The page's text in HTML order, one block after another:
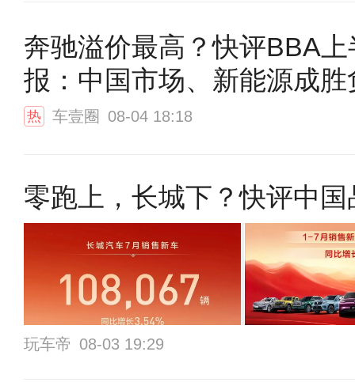
奔驰溢价最高？快评BBA
报：中国市场、新能源成胜
热 车壹圈 08-04 18:18
零跑上，长城下？快评中
玩车帝 08-03 19:29